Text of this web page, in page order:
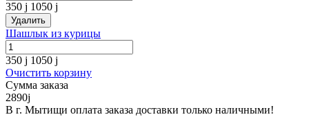
350 j 1050 j
Удалить
Шашлык из курицы
350 j 1050 j
Очистить корзину
Сумма заказа
2890j
В г. Мытищи оплата заказа доставки только наличными!